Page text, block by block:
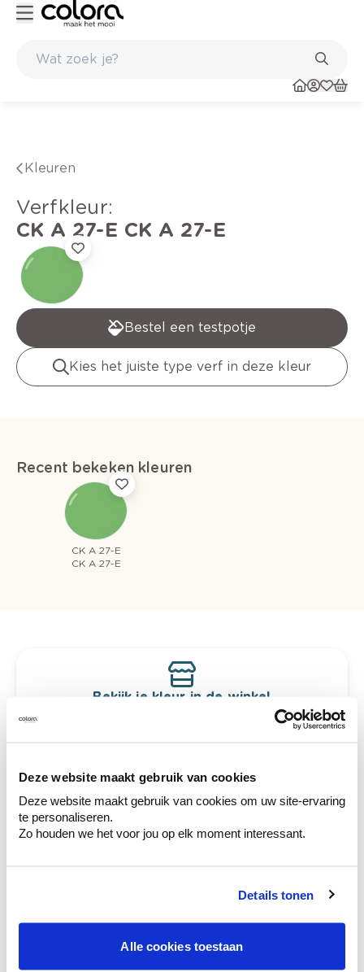
Deze website maakt gebruik van cookies
Deze website maakt gebruik van cookies om uw site-ervaring
te personaliseren.
Zo houden we het voor jou op elk moment interessant.
Details tonen
Alle cookies toestaan
Kleuren
verfkleur:
CK A 27-E CK A 27-E
Bestel een testpotje
Kies het juiste type verf in deze kleur
Recent bekeken kleuren
CK A 27-E
CK A 27-E
Bekijk je kleur in de winkel
Ontdek er kleurechte stalen van je
te verfijnen.
Krijg persoonlijk advies om kleuren te
combineren.